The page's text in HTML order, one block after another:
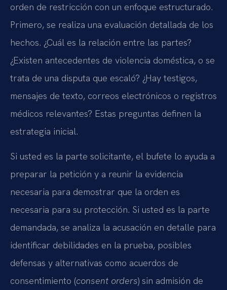
orden de restricción con un enfoque estructurado.
Primero, se realiza una evaluación detallada de los
hechos. ¿Cuál es la relación entre las partes?
¿Existen antecedentes de violencia doméstica, o se
trata de una disputa que escaló? ¿Hay testigos,
mensajes de texto, correos electrónicos o registros
médicos relevantes? Estas preguntas definen la
estrategia inicial.
Si usted es la parte solicitante, el bufete lo ayuda a
preparar la petición y a reunir la evidencia
necesaria para demostrar que la orden es
necesaria para su protección. Si usted es la parte
demandada, se analiza la acusación en detalle para
identificar debilidades en la prueba, posibles
defensas y alternativas como acuerdos de
consentimiento (consent orders) sin admisión de